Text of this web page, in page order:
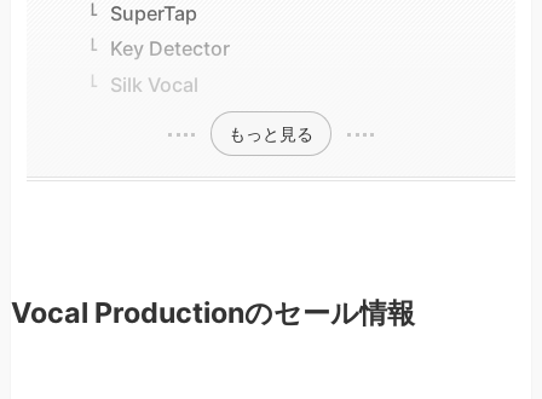
SuperTap
Key Detector
Silk Vocal
もっと見る
Vocal Productionのセール情報